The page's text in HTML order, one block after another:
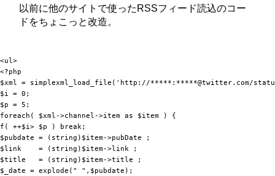
以前に他のサイトで使ったRSSフィード読込のコー
ドをちょこっと改造。
<ul>
<?php
$xml = simplexml_load_file('http://*****:*****@twitter.com/
$i = 0;
$p = 5;
foreach( $xml->channel->item as $item ) {
f( ++$i> $p ) break;
$pubdate = (string)$item->pubDate ;
$link    = (string)$item->link ;
$title   = (string)$item->title ;
$_date = explode(" ",$pubdate);